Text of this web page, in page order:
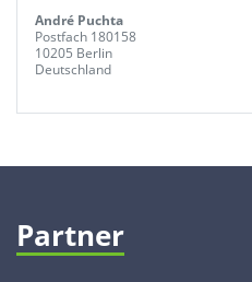
André Puchta
Postfach 180158
10205 Berlin
Deutschland
Partner